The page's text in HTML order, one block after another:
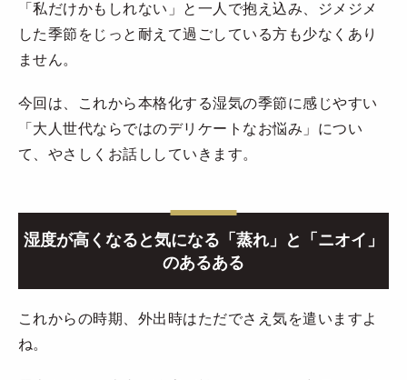
「私だけかもしれない」と一人で抱え込み、ジメジメ
した季節をじっと耐えて過ごしている方も少なくあり
ません。
今回は、これから本格化する湿気の季節に感じやすい
「大人世代ならではのデリケートなお悩み」につい
て、やさしくお話ししていきます。
湿度が高くなると気になる「蒸れ」と「ニオイ」
のあるある
これからの時期、外出時はただでさえ気を遣いますよ
ね。